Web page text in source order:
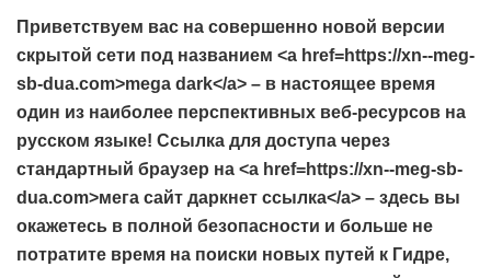
Приветствуем вас на совершенно новой версии
скрытой сети под названием <a href=https://xn--meg-
sb-dua.com>mega dark</a> – в настоящее время
один из наиболее перспективных веб-ресурсов на
русском языке! Ссылка для доступа через
стандартный браузер на <a href=https://xn--meg-sb-
dua.com>мега сайт даркнет ссылка</a> – здесь вы
окажетесь в полной безопасности и больше не
потратите время на поиски новых путей к Гидре,